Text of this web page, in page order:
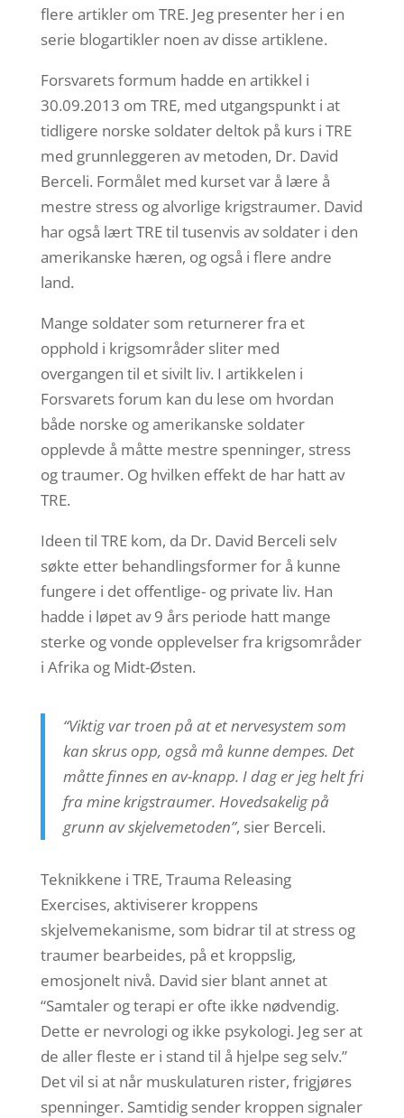
flere artikler om TRE. Jeg presenter her i en
serie blogartikler noen av disse artiklene.
Forsvarets formum hadde en artikkel i
30.09.2013 om TRE, med utgangspunkt i at
tidligere norske soldater deltok på kurs i TRE
med grunnleggeren av metoden, Dr. David
Berceli. Formålet med kurset var å lære å
mestre stress og alvorlige krigstraumer. David
har også lært TRE til tusenvis av soldater i den
amerikanske hæren, og også i flere andre
land.
Mange soldater som returnerer fra et
opphold i krigsområder sliter med
overgangen til et sivilt liv. I artikkelen i
Forsvarets forum kan du lese om hvordan
både norske og amerikanske soldater
opplevde å måtte mestre spenninger, stress
og traumer. Og hvilken effekt de har hatt av
TRE.
Ideen til TRE kom, da Dr. David Berceli selv
søkte etter behandlingsformer for å kunne
fungere i det offentlige- og private liv. Han
hadde i løpet av 9 års periode hatt mange
sterke og vonde opplevelser fra krigsområder
i Afrika og Midt-Østen.
“Viktig var troen på at et nervesystem som
kan skrus opp, også må kunne dempes. Det
måtte finnes en av-knapp. I dag er jeg helt fri
fra mine krigstraumer. Hovedsakelig på
grunn av skjelvemetoden”, sier Berceli.
Teknikkene i TRE, Trauma Releasing
Exercises, aktiviserer kroppens
skjelvemekanisme, som bidrar til at stress og
traumer bearbeides, på et kroppslig,
emosjonelt nivå. David sier blant annet at
“Samtaler og terapi er ofte ikke nødvendig.
Dette er nevrologi og ikke psykologi. Jeg ser at
de aller fleste er i stand til å hjelpe seg selv.”
Det vil si at når muskulaturen rister, frigjøres
spenninger. Samtidig sender kroppen signaler